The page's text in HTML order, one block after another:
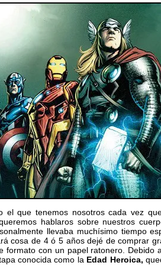
el que tenemos nosotros cada vez
hablaros sobre nuestros
llevaba muchísimo tiempo
cosa de 4 ó 5 años dejé de comprar
formato con un papel ratonero. Debido
conocida como laEdad Heroica,